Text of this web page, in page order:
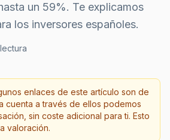
un 59%. Te explicamos
los inversores españoles.
enlaces de este artículo son de
cuenta a través de ellos podemos
sin coste adicional para ti. Esto
valoración.